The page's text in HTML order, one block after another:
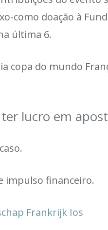
como doação à
última 6.
copa do mundo
lucro em
impulso financeiro.
Frankrijk Ios